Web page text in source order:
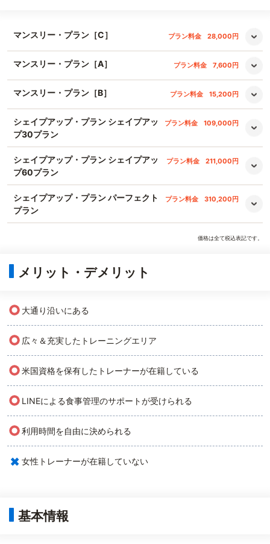
マンスリー・プラン［C］ プラン料金 28,000円
マンスリー・プラン［A］ プラン料金 7,600円
マンスリー・プラン［B］ プラン料金 15,200円
シェイプアップ・プラン シェイプアッ
プ30プラン
プラン料金 109,000円
シェイプアップ・プラン シェイプアッ
プ60プラン
プラン料金 211,000円
シェイプアップ・プラン パーフェクト
プラン
プラン料金 310,200円
価格は全て税込表記です。
メリット・デメリット
○ 大通り沿いにある
○ 広々＆充実したトレーニングエリア
○米国資格を保有したトレーナーが在籍している
○ LINEによる食事管理のサポートが受けられる
○利用時間を自由に決められる
× 女性トレーナーが在籍していない
基本情報